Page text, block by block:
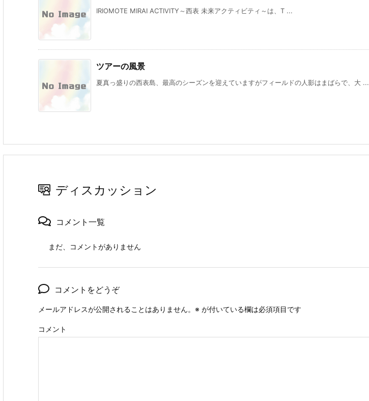
IRIOMOTE MIRAI ACTIVITY～西表 未来アクティビティ～は、T ...
ツアーの風景
夏真っ盛りの西表島、最高のシーズンを迎えていますがフィールドの人影はまばらで、大 ...
ディスカッション
コメント一覧
まだ、コメントがありません
コメントをどうぞ
メールアドレスが公開されることはありません。 ※ が付いている欄は必須項目です
コメント